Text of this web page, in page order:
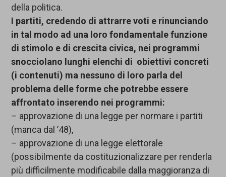
della politica.
I partiti, credendo di attrarre voti e rinunciando
in tal modo ad una loro fondamentale funzione
di stimolo e di crescita civica, nei programmi
snocciolano lunghi elenchi di obiettivi concreti
(i contenuti) ma nessuno di loro parla del
problema delle forme che potrebbe essere
affrontato inserendo nei programmi:
– approvazione di una legge per normare i partiti
(manca dal ’48),
– approvazione di una legge elettorale
(possibilmente da costituzionalizzare per renderla
più difficilmente modificabile dalla maggioranza di